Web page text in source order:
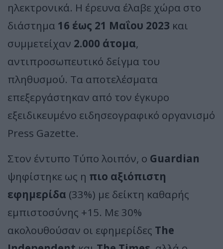
ηλεκτρονικά. Η έρευνα έλαβε χώρα στο
διάστημα 16 έως 21 Μαΐου 2023 και
συμμετείχαν 2.000 άτομα,
αντιπροσωπευτικό δείγμα του
πληθυσμού. Τα αποτελέσματα
επεξεργάστηκαν από τον έγκυρο
εξειδικευμένο ειδησεογραφικό οργανισμό
Press Gazette.
Στον έντυπο Τύπο λοιπόν, o Guardian
ψηφίστηκε ως η πιο αξιόπιστη
εφημερίδα (33%) με δείκτη καθαρής
εμπιστοσύνης +15. Με 30%
ακολουθούσαν οι εφημερίδες The